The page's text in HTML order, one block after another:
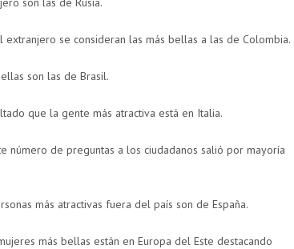
se consideran las más bellas a las de Colombia.
son las de Brasil.
que la gente más atractiva está en Italia.
número de preguntas a los ciudadanos salió por mayoría
más atractivas fuera del país son de España.
más bellas están en Europa del Este destacando